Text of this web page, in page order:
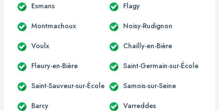
Esmans Flagy
Montmachoux Noisy-Rudignon
Voulx Chailly-en-Bière
Fleury-en-Bière Saint-Germain-sur-École
Saint-Sauveur-sur-École Samois-sur-Seine
Barcy Varreddes